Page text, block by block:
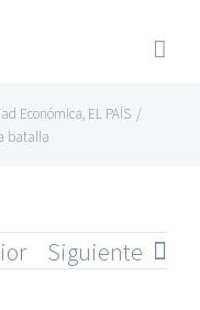
Económica, EL PAÍS /
batalla
Siguiente